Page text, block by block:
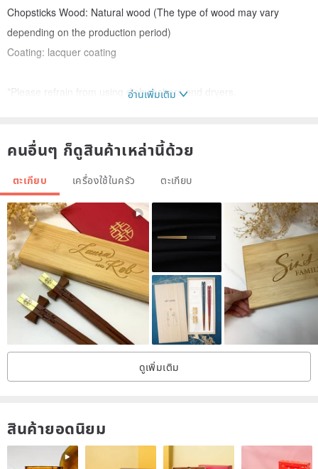
Chopsticks Wood: Natural wood (The type of wood may vary
depending on the production period)
Coating: lacquer coating
*Please refrain from using dishwashers and dryers.
*Since chopsticks are consumable items, peeling of the paint is
*Since these products are handmade, there may be slight
differences between each product.
*The color of the actual product may differ slightly from the image.
Please watch Hyozaemon's brand video.
อ่านเพิ่มเติม
คนอื่นๆ ก็ดูสินค้าเหล่านี้ด้วย
ตะเกียบ เครื่องใช้ในครัว ตะเกียบ
ดูเพิ่มเติม
สินค้ายอดนิยม